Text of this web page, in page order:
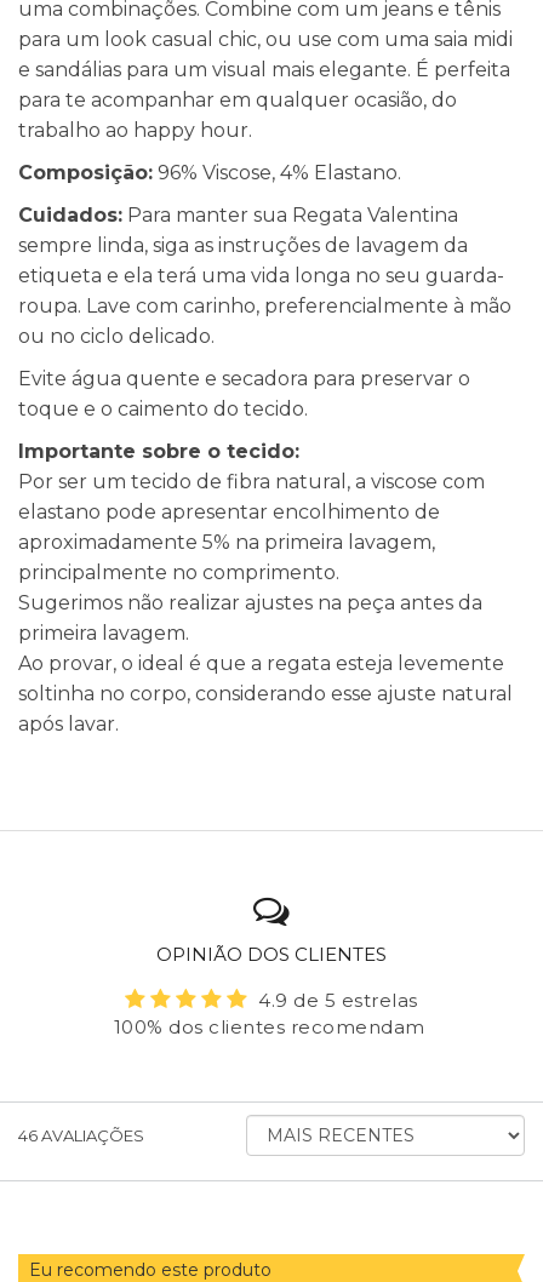
uma combinações. Combine com um jeans e tênis
para um look casual chic, ou use com uma saia midi
e sandálias para um visual mais elegante. É perfeita
para te acompanhar em qualquer ocasião, do
trabalho ao happy hour.
Composição: 96% Viscose, 4% Elastano.
Cuidados: Para manter sua Regata Valentina
sempre linda, siga as instruções de lavagem da
etiqueta e ela terá uma vida longa no seu guarda-
roupa. Lave com carinho, preferencialmente à mão
ou no ciclo delicado.
Evite água quente e secadora para preservar o
toque e o caimento do tecido.
Importante sobre o tecido:
Por ser um tecido de fibra natural, a viscose com
elastano pode apresentar encolhimento de
aproximadamente 5% na primeira lavagem,
principalmente no comprimento.
Sugerimos não realizar ajustes na peça antes da
primeira lavagem.
Ao provar, o ideal é que a regata esteja levemente
soltinha no corpo, considerando esse ajuste natural
após lavar.
OPINIÃO DOS CLIENTES
4.9 de 5 estrelas
100% dos clientes recomendam
46AVALIAÇÕES
ORDENAR
AVALIAÇÕES
Eu recomendo este produto